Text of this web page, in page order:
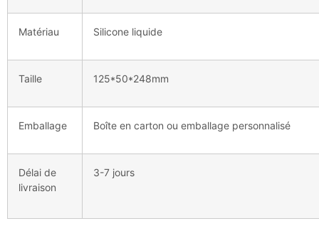
Matériau Silicone liquide
Taille 125*50*248mm
Emballage Boîte en carton ou emballage personnalisé
Délai de
livraison
3-7 jours